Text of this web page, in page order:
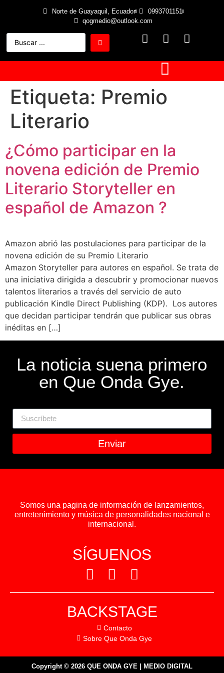
Norte de Guayaquil, Ecuador
0993701151
qogmedio@outlook.com
Etiqueta: Premio
Literario
¿Cómo participar en la
novena edición de Premio
Literario Storyteller en
español de Amazon ?
Amazon abrió las postulaciones para participar de la
novena edición de su Premio Literario
Amazon Storyteller para autores en español. Se trata de
una iniciativa dirigida a descubrir y promocionar nuevos
talentos literarios a través del servicio de auto
publicación Kindle Direct Publishing (KDP). Los autores
que decidan participar tendrán que publicar sus obras
inéditas en […]
La noticia suena primero
en Que Onda Gye.
Enviar
Somos una pagina de información de lanzamientos,
entretenimiento y música de personalidades nacional e
internacional.
SÍGUENOS
BACKSTAGE
Contacto
Sobre Que Onda Gye
Copyright © 2026 QUE ONDA GYE | MEDIO DIGITAL